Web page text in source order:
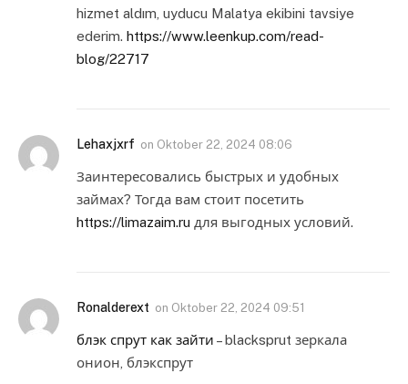
hizmet aldım, uyducu Malatya ekibini tavsiye
ederim. https://www.leenkup.com/read-
blog/22717
Lehaxjxrf on Oktober 22, 2024 08:06
Заинтересовались быстрых и удобных
займах? Тогда вам стоит посетить
https://limazaim.ru для выгодных условий.
Ronalderext on Oktober 22, 2024 09:51
блэк спрут как зайти – blacksprut зеркала
онион, блэкспрут